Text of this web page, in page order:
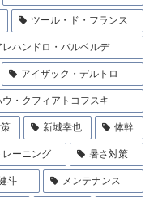
ツール・ド・フランス
レハンドロ・バルベルデ
アイザック・デルトロ
ウ・クフィアトコフスキ
新城幸也 体幹
ーニング 暑さ対策
斗 メンテナンス